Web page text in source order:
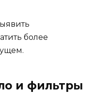
более
и фильтры